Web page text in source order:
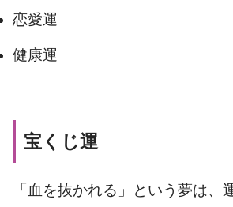
恋愛運
健康運
宝くじ運
「血を抜かれる」という夢は、